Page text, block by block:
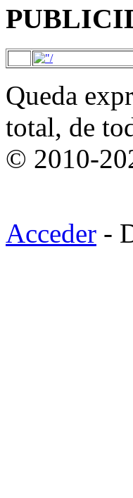
Queda
total, de
© 2010-
Acceder -